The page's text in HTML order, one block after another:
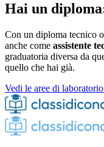
Hai un
Con un diploma tecnico
anche come assistente
graduatoria diversa da
quello che hai già.
Vedi le aree di